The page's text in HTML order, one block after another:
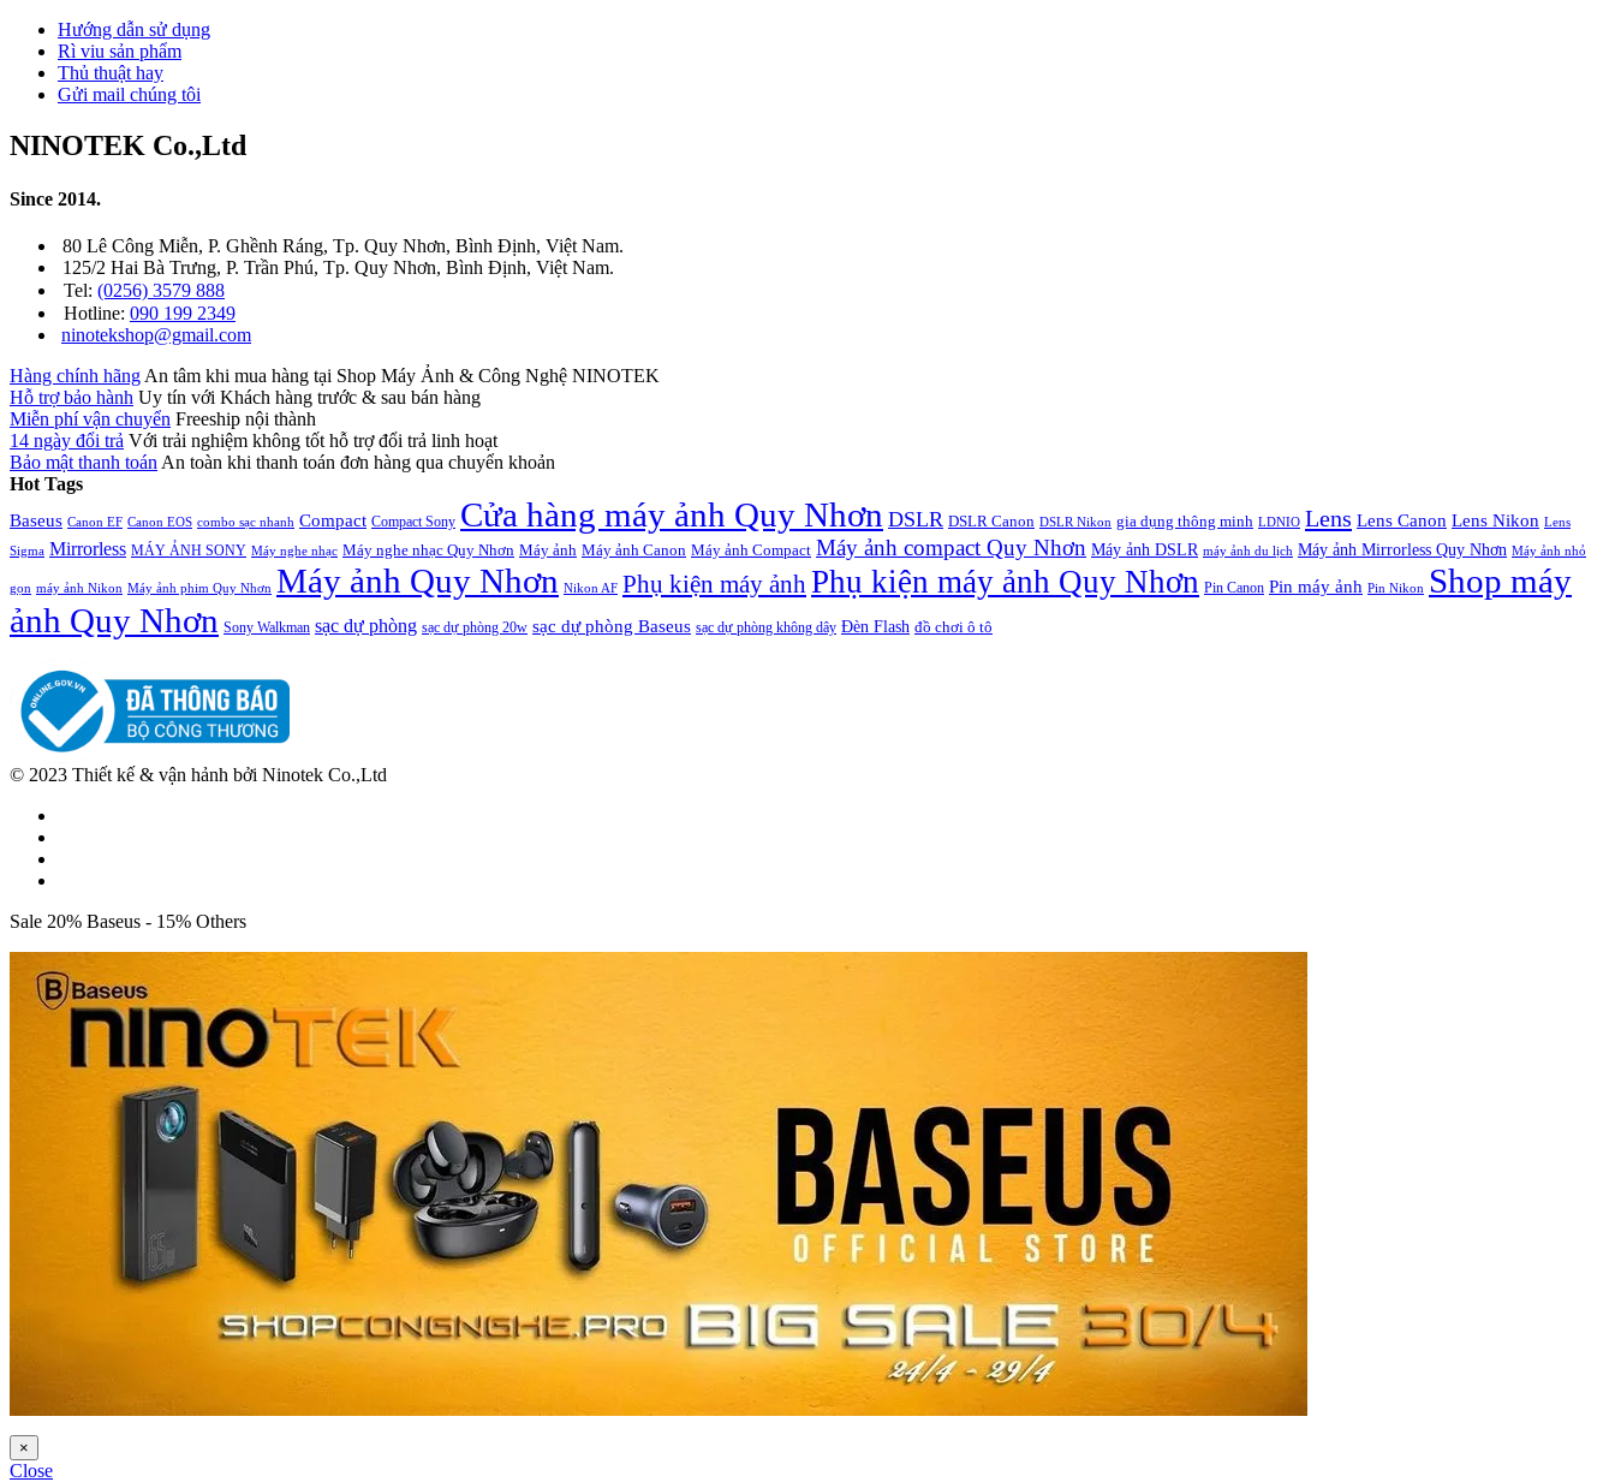
Hướng dẫn sử dụng
Rì viu sản phẩm
Thủ thuật hay
Gửi mail chúng tôi
NINOTEK Co.,Ltd
Since 2014.
80 Lê Công Miễn, P. Ghềnh Ráng, Tp. Quy Nhơn, Bình Định, Việt Nam.
125/2 Hai Bà Trưng, P. Trần Phú, Tp. Quy Nhơn, Bình Định, Việt Nam.
Tel: (0256) 3579 888
Hotline: 090 199 2349
ninotekshop@gmail.com
Hàng chính hãng An tâm khi mua hàng tại Shop Máy Ảnh & Công Nghệ NINOTEK
Hỗ trợ bảo hành Uy tín với Khách hàng trước & sau bán hàng
Miễn phí vận chuyển Freeship nội thành
14 ngày đổi trả Với trải nghiệm không tốt hỗ trợ đổi trả linh hoạt
Bảo mật thanh toán An toàn khi thanh toán đơn hàng qua chuyển khoản
Hot Tags
Baseus Canon EF Canon EOS combo sạc nhanh Compact Compact Sony Cửa hàng máy ảnh Quy Nhơn DSLR DSLR Canon DSLR Nikon gia dụng thông minh LDNIO Lens Lens Canon Lens Nikon Lens
Sigma Mirrorless MÁY ẢNH SONY Máy nghe nhạc Máy nghe nhạc Quy Nhơn Máy ảnh Máy ảnh Canon Máy ảnh Compact Máy ảnh compact Quy Nhơn Máy ảnh DSLR máy ảnh du lịch Máy ảnh Mirrorless Quy Nhơn Máy ảnh nhỏ
gọn máy ảnh Nikon Máy ảnh phim Quy Nhơn Máy ảnh Quy Nhơn Nikon AF Phụ kiện máy ảnhPhụ kiện máy ảnh Quy Nhơn Pin Canon Pin máy ảnh Pin Nikon
Shop máy
ảnh Quy Nhơn Sony Walkman sạc dự phòng sạc dự phòng 20w sạc dự phòng Baseus sạc dự phòng không dây Đèn Flash đồ chơi ô tô
© 2023 Thiết kế & vận hảnh bởi Ninotek Co.,Ltd
Sale 20% Baseus - 15% Others
×
Close